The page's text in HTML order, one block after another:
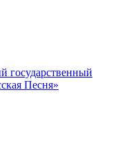
государственный
Песня»